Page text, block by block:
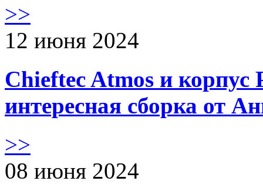
>>
12 июня 2024
Chieftec Atmos и корпус
интересная сборка от
>>
08 июня 2024